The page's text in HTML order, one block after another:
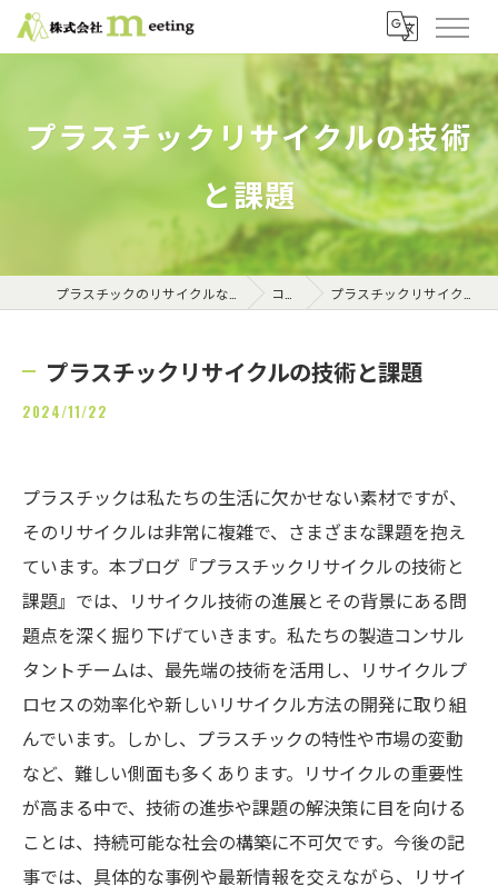
プラスチックリサイクルの技術
と課題
コラム プラスチックリサイクルの技術と課題
プラスチックリサイクルの技術と課題
2024/11/22
プラスチックは私たちの生活に欠かせない素材ですが、
そのリサイクルは非常に複雑で、さまざまな課題を抱え
ています。本ブログ『プラスチックリサイクルの技術と
課題』では、リサイクル技術の進展とその背景にある問
題点を深く掘り下げていきます。私たちの製造コンサル
タントチームは、最先端の技術を活用し、リサイクルプ
ロセスの効率化や新しいリサイクル方法の開発に取り組
んでいます。しかし、プラスチックの特性や市場の変動
など、難しい側面も多くあります。リサイクルの重要性
が高まる中で、技術の進歩や課題の解決策に目を向ける
ことは、持続可能な社会の構築に不可欠です。今後の記
事では、具体的な事例や最新情報を交えながら、リサイ